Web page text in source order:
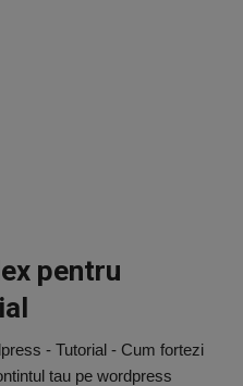
pentru
- Tutorial - Cum fortezi
tau pe wordpress